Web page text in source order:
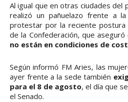
Al igual que en otras ciudades del
realizó un pañuelazo frente a
protestar por la reciente postura
de la Confederación, que aseguró
no están en condiciones de
Según informó FM Aries, las
ayer frente a la sede también
para el 8 de agosto, el día que
el Senado.